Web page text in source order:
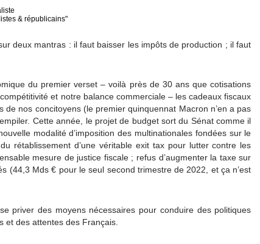
& républicains"
deux mantras : il faut baisser les impôts de production ; il faut
du premier verset – voilà près de 30 ans que cotisations
et notre balance commerciale – les cadeaux fiscaux
nos concitoyens (le premier quinquennat Macron n’en a pas
Cette année, le projet de budget sort du Sénat comme il
modalité d’imposition des multinationales fondées sur le
rétablissement d’une véritable exit tax pour lutter contre les
mesure de justice fiscale ; refus d’augmenter la taxe sur
(44,3 Mds € pour le seul second trimestre de 2022, et ça n’est
priver des moyens nécessaires pour conduire des politiques
et des attentes des Français.